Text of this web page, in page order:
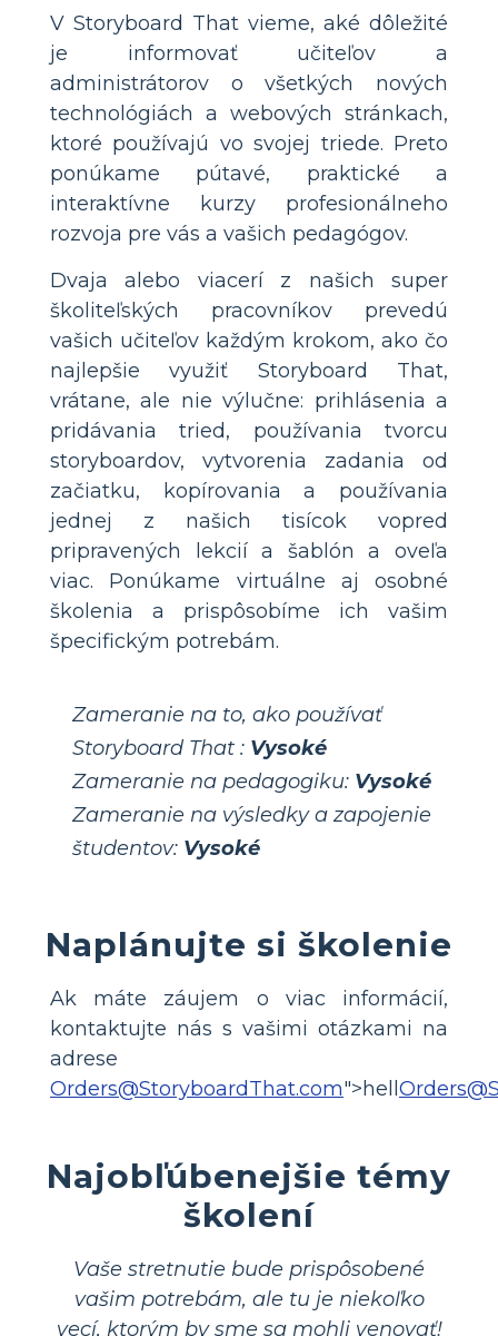
V Storyboard That vieme, aké dôležité
je informovať učiteľov a
administrátorov o všetkých nových
technológiách a webových stránkach,
ktoré používajú vo svojej triede. Preto
ponúkame pútavé, praktické a
interaktívne kurzy profesionálneho
rozvoja pre vás a vašich pedagógov.
Dvaja alebo viacerí z našich super
školiteľských pracovníkov prevedú
vašich učiteľov každým krokom, ako čo
najlepšie využiť Storyboard That,
vrátane, ale nie výlučne: prihlásenia a
pridávania tried, používania tvorcu
storyboardov, vytvorenia zadania od
začiatku, kopírovania a používania
jednej z našich tisícok vopred
pripravených lekcií a šablón a oveľa
viac. Ponúkame virtuálne aj osobné
školenia a prispôsobíme ich vašim
špecifickým potrebám.
Zameranie na to, ako používať
Storyboard That : Vysoké
Zameranie na pedagogiku: Vysoké
Zameranie na výsledky a zapojenie
študentov: Vysoké
Naplánujte si školenie
Ak máte záujem o viac informácií,
kontaktujte nás s vašimi otázkami na
adrese
Orders@StoryboardThat.com">hell
Najobľúbenejšie témy
školení
Vaše stretnutie bude prispôsobené
vašim potrebám, ale tu je niekoľko
vecí, ktorým by sme sa mohli venovať!